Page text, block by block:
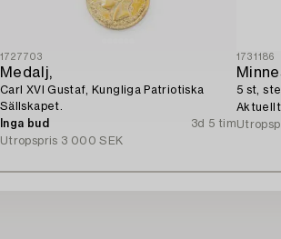
1727703
Medalj,
Carl XVI Gustaf, Kungliga Patriotiska
Sällskapet.
Inga bud
3d 5 tim
Utropspris 3 000 SEK
1731186
5 st,
Aktuellt